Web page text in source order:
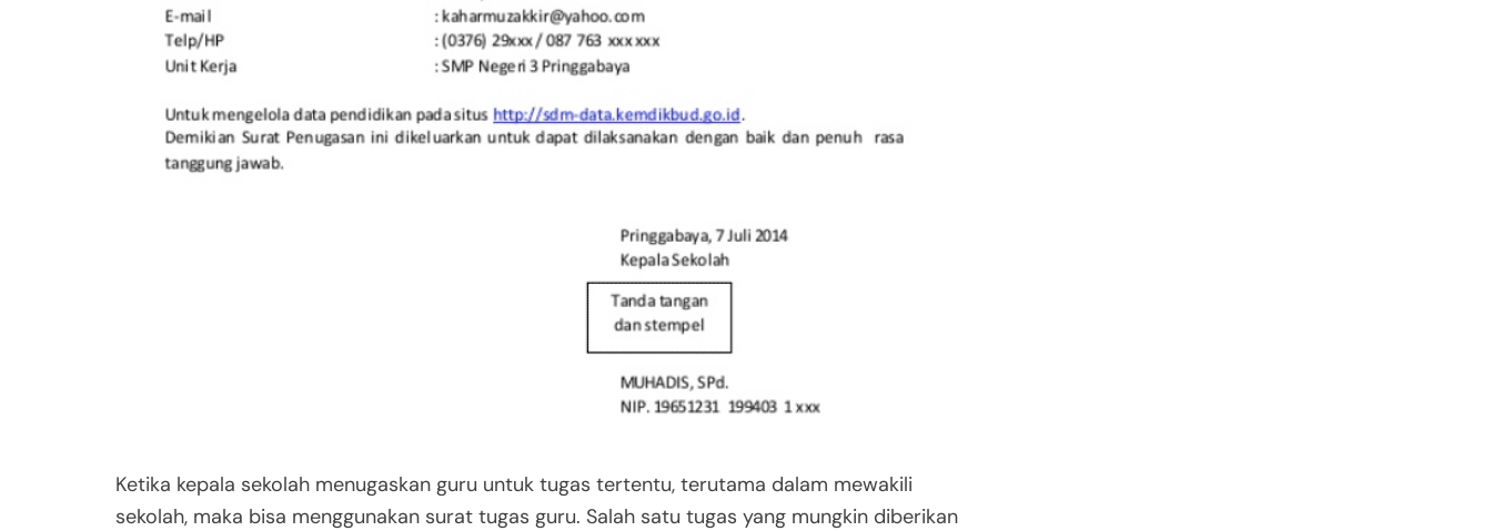
Ketika kepala sekolah menugaskan guru untuk tugas tertentu, terutama dalam mewakili
sekolah, maka bisa menggunakan surat tugas guru. Salah satu tugas yang mungkin diberikan